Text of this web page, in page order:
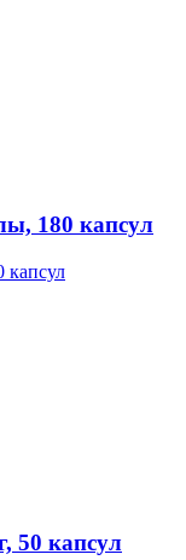
180 капсул
50 капсул